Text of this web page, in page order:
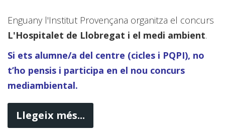
Enguany l'Institut Provençana organitza el concurs
L'Hospitalet de Llobregat i el medi ambient.
Si ets alumne/a del centre (cicles i PQPI), no
t’ho pensis i participa en el nou concurs
mediambiental.
Llegeix més...